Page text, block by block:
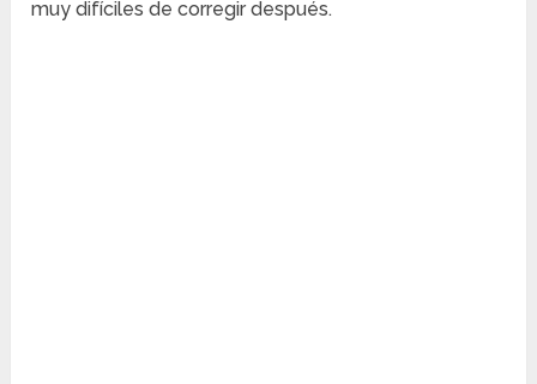
muy difíciles de corregir después.